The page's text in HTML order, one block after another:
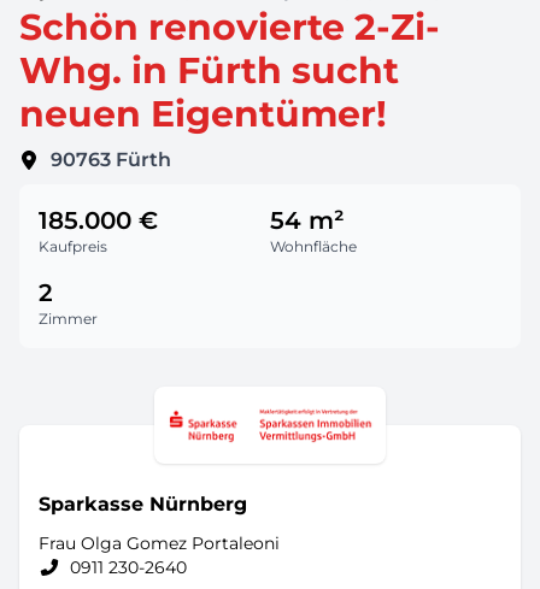
Schön renovierte 2-Zi-
Whg. in Fürth sucht
neuen Eigentümer!
90763 Fürth
Kaufpreis
185.000 €
Wohnfläche
54 m²
Zimmer
2
Sparkasse Nürnberg
Frau Olga Gomez Portaleoni
0911 230-2640